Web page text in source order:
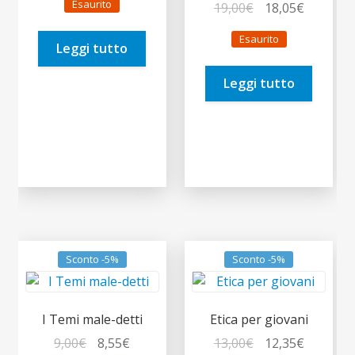
originale
era:
12,50€.
è:
Esaurito
Leggi tutto
19,00€
prezzo
originale
era:
19,00€.
18,05€Il
è:
Esaurito
Leggi tutto
Sconto -5%
I Temi male-detti
9,00€ 8,55€
Sconto -5%
Etica per giovani
13,00€ 12,35€Il